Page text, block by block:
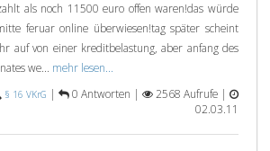
als noch 11500 euro offen waren!das würde
feruar online überwiesen!tag später scheint
auf von einer kreditbelastung, aber anfang des
we... mehr lesen...
§ 16 VKrG | 0 Antworten |
2568 Aufrufe |
02.03.11